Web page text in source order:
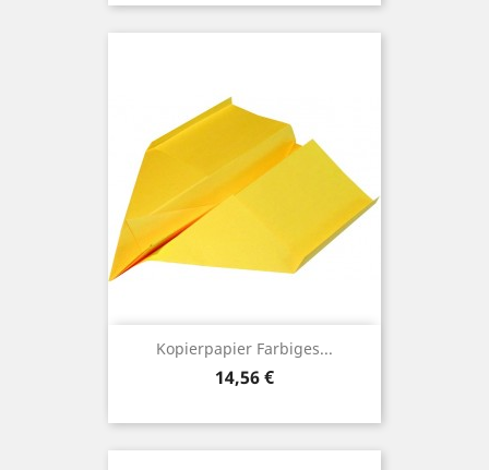
Kopierpapier Farbiges...
Preis
14,56 €